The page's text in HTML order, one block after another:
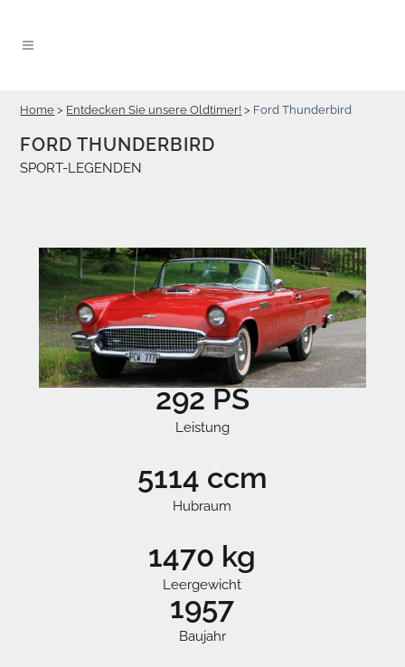
Home > Entdecken Sie unsere Oldtimer! > Ford Thunderbird
FORD THUNDERBIRD
SPORT-LEGENDEN
292 PS
Leistung
5114 ccm
Hubraum
1470 kg
Leergewicht
1957
Baujahr